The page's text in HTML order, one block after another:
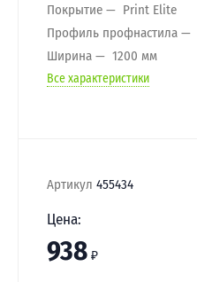
Покрытие
Print Elite
Профиль профнастила
Ширина
1200 мм
Все характеристики
Артикул 455434
Цена:
938 ₽